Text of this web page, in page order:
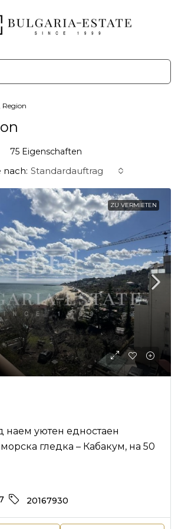
Region
75 Eigenschaften
nach: Standardauftrag
ZU VERMIETEN
наем уютен едностаен
гледка – Кабакум, на 50
20167930